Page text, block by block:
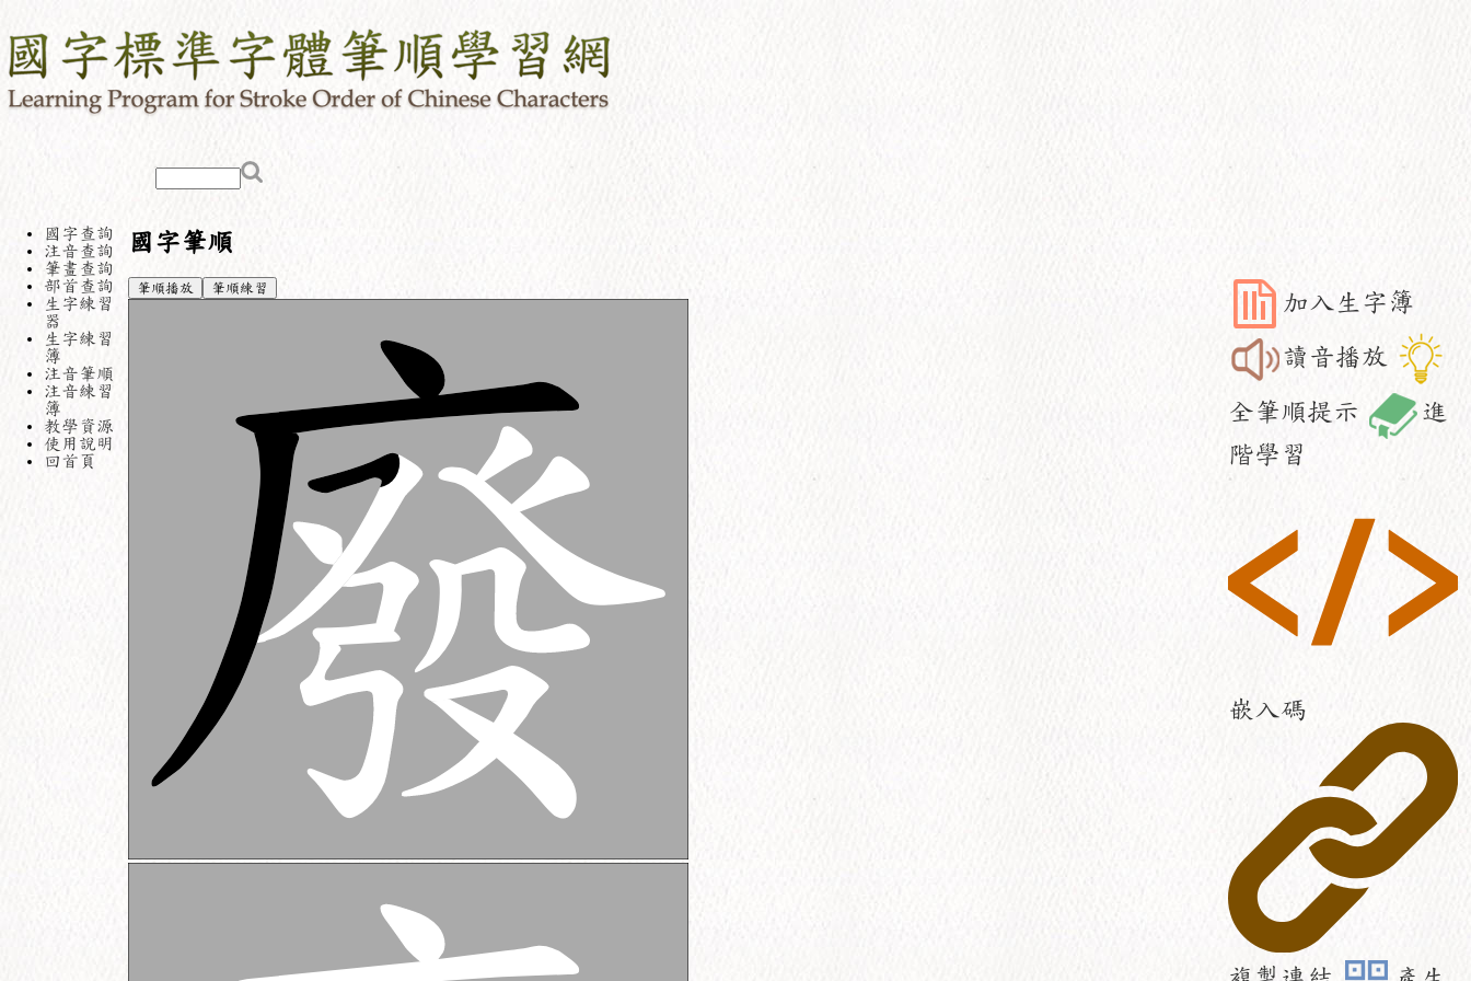
國字查詢
注音查詢
筆畫查詢
部首查詢
生字練習
器
生字練習
簿
注音筆順
注音練習
簿
教學資源
使用說明
回首頁
國字筆順
筆順播放 筆順練習
加入生字簿
讀音播放
全筆順提示
進
階學習
嵌入碼